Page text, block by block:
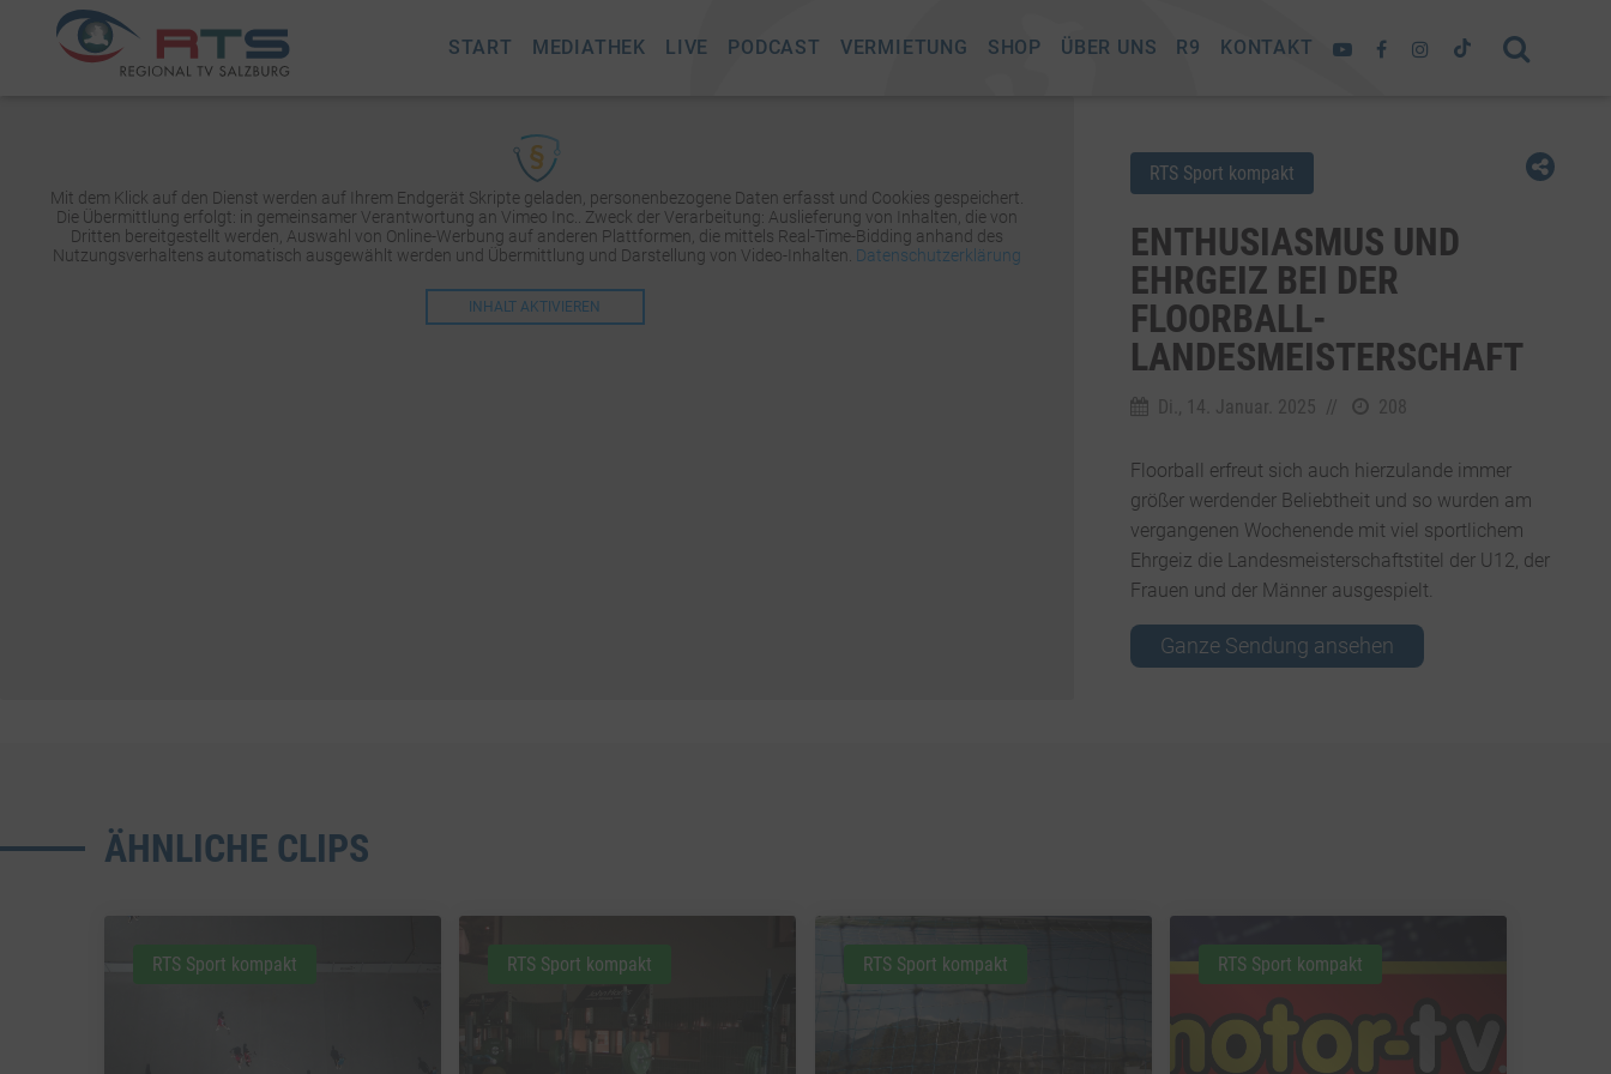
START MEDIATHEK LIVE PODCAST VERMIETUNG SHOP ÜBER UNS R9 KONTAKT
Mit dem Klick auf den Dienst werden auf Ihrem Endgerät Skripte geladen, personenbezogene Daten erfasst und Cookies gespeichert.
Die Übermittlung erfolgt: in gemeinsamer Verantwortung an Vimeo Inc.. Zweck der Verarbeitung: Auslieferung von Inhalten, die von
Dritten bereitgestellt werden, Auswahl von Online-Werbung auf anderen Plattformen, die mittels Real-Time-Bidding anhand des
Nutzungsverhaltens automatisch ausgewählt werden und Übermittlung und Darstellung von Video-Inhalten. Datenschutzerklärung
INHALT AKTIVIEREN
RTS Sport kompakt
ENTHUSIASMUS UND
EHRGEIZ BEI DER
FLOORBALL-
LANDESMEISTERSCHAFT
Di., 14. Januar. 2025 // 208
Floorball erfreut sich auch hierzulande immer
größer werdender Beliebtheit und so wurden am
vergangenen Wochenende mit viel sportlichem
Ehrgeiz die Landesmeisterschaftstitel der U12, der
Frauen und der Männer ausgespielt.
Ganze Sendung ansehen
ÄHNLICHE CLIPS
RTS Sport kompakt RTS Sport kompakt RTS Sport kompakt RTS Sport kompakt